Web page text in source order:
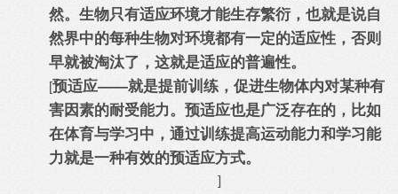
然。生物只有适应环境才能生存繁衍，也就是说自
然界中的每种生物对环境都有一定的适应性，否则
早就被淘汰了，这就是适应的普遍性。
[预适应——就是提前训练，促进生物体内对某种有
害因素的耐受能力。预适应也是广泛存在的，比如
在体育与学习中，通过训练提高运动能力和学习能
力就是一种有效的预适应方式。
]